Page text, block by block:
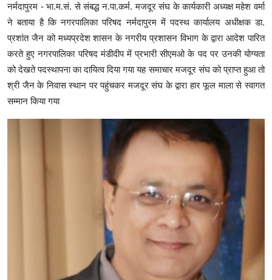
नर्मदापुरम - भा.म.सं. से संबद्ध न.पा.कर्म. मजदूर संघ के कार्यकारी अध्यक्ष महेश वर्मा
ने बताया है कि नगरपालिका परिषद नर्मदापुरम में पदस्थ कार्यालय अधीक्षक डा.
प्रशांत जैन को मध्यप्रदेश शासन के नगरीय प्रशासन विभाग के द्वारा आदेश पारित
करते हुए नगरपालिका परिषद मंडीदीप में प्रभारी सीएमओ के पद पर उनकी योग्यता
को देखते पदस्थापना का दायित्व दिया गया यह समाचार मजदूर संघ को प्राप्त हुआ तो
श्री जैन के निवास स्थान पर पहुंचकर मजदूर संघ के द्वारा हार फूल माला से स्वागत
सम्मान किया गया